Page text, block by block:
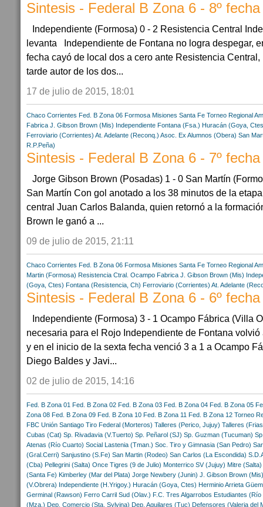
Sintesis - Federal B Zona 6 - 8º fecha
Independiente (Formosa) 0 - 2 Resistencia Central
levanta Independiente de Fontana no logra despegar,
fecha cayó de local dos a cero ante Resistencia
tarde autor de los dos...
17 de julio de 2015, 18:01
Chaco Corrientes Fed. B Zona 06 Formosa Misiones Santa Fe Torneo Regional
Fabrica J. Gibson Brown (Mis) Independiente Fontana (Fsa.) Huracán (Goya,
Ferroviario (Corrientes) At. Adelante (Reconq.) Asoc. Ex Alumnos (Obera) San
R.P.Peña)
Sintesis - Federal B Zona 6 - 7º fecha
Jorge Gibson Brown (Posadas) 1 - 0 San Martín
San Martín Con gol anotado a los 38 minutos de la
central Juan Carlos Balanda, quien retornó a la
Brown le ganó a ...
09 de julio de 2015, 21:11
Chaco Corrientes Fed. B Zona 06 Formosa Misiones Santa Fe Torneo Regional
Martin (Formosa) Resistencia Ctral. Ocampo Fabrica J. Gibson Brown (Mis)
(Goya, Ctes) Fontana (Resistencia, Ch) Ferroviario (Corrientes) At. Adelante
Sintesis - Federal B Zona 6 - 6º fecha
Independiente (Formosa) 3 - 1 Ocampo Fábrica (Villa
necesaria para el Rojo Independiente de Fontana
y en el inicio de la sexta fecha venció 3 a 1 a Ocampo
Diego Baldes y Javi...
02 de julio de 2015, 14:16
Fed. B Zona 01 Fed. B Zona 02 Fed. B Zona 03 Fed. B Zona 04 Fed. B Zona 05
Zona 08 Fed. B Zona 09 Fed. B Zona 10 Fed. B Zona 11 Fed. B Zona 12 Torneo
FBC Unión Santiago Tiro Federal (Morteros) Talleres (Perico, Jujuy) Talleres
Cubas (Cat) Sp. Rivadavia (V.Tuerto) Sp. Peñarol (SJ) Sp. Guzman (Tucuman)
Atenas (Río Cuarto) Social Lastenia (Tman.) Soc. Tiro y Gimnasia (San Pedro)
(Gral.Cerri) Sanjustino (S.Fe) San Martin (Rodeo) San Carlos (La Escondida)
(Cba) Pellegrini (Salta) Once Tigres (9 de Julio) Monterrico SV (Jujuy) Mitre (Salta)
(Santa Fe) Kimberley (Mar del Plata) Jorge Newbery (Junin) J. Gibson Brown (Mis)
(V.Obrera) Independiente (H.Yrigoy.) Huracán (Goya, Ctes) Herminio Arrieta
Germinal (Rawson) Ferro Carril Sud (Olav.) F.C. Tres Algarrobos Estudiantes (Río
(Mza.) Dep. Comercio (Sta. Sylvina) Dep. Aguilares (Tuc) Defensores (Valeria del